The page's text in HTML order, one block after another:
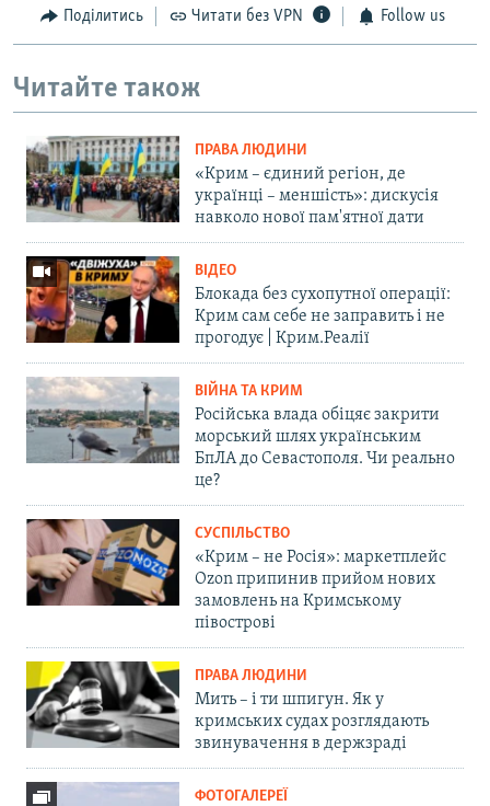
Поділитись Читати без VPN Follow us
Читайте також
ПРАВА ЛЮДИНИ
«Крим – єдиний регіон, де
українці – меншість»: дискусія
навколо нової пам'ятної дати
ВІДЕО
Блокада без сухопутної операції:
Крим сам себе не заправить і не
прогодує | Крим.Реалії
ВІЙНА ТА КРИМ
Російська влада обіцяє закрити
морський шлях українським
БпЛА до Севастополя. Чи реально
це?
СУСПІЛЬСТВО
«Крим – не Росія»: маркетплейс
Ozon припинив прийом нових
замовлень на Кримському
півострові
ПРАВА ЛЮДИНИ
Мить – і ти шпигун. Як у
кримських судах розглядають
звинувачення в держзраді
ФОТОГАЛЕРЕЇ